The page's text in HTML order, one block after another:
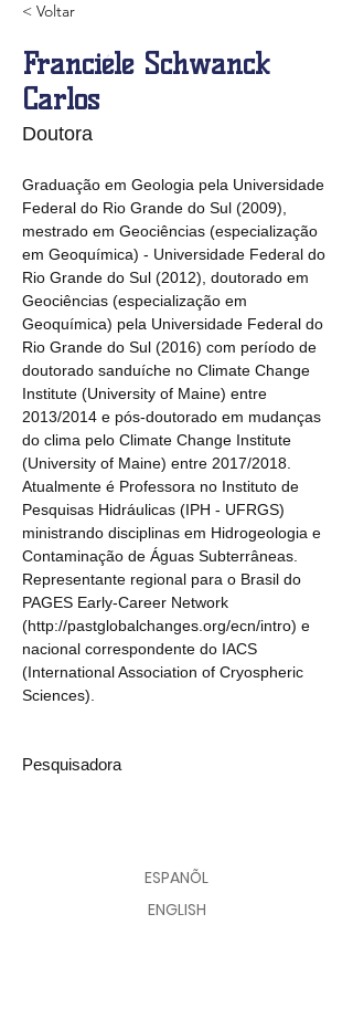
< Voltar
Franciéle Schwanck
Carlos
Doutora
Graduação em Geologia pela Universidade
Federal do Rio Grande do Sul (2009),
mestrado em Geociências (especialização
em Geoquímica) - Universidade Federal do
Rio Grande do Sul (2012), doutorado em
Geociências (especialização em
Geoquímica) pela Universidade Federal do
Rio Grande do Sul (2016) com período de
doutorado sanduíche no Climate Change
Institute (University of Maine) entre
2013/2014 e pós-doutorado em mudanças
do clima pelo Climate Change Institute
(University of Maine) entre 2017/2018.
Atualmente é Professora no Instituto de
Pesquisas Hidráulicas (IPH - UFRGS)
ministrando disciplinas em Hidrogeologia e
Contaminação de Águas Subterrâneas.
Representante regional para o Brasil do
PAGES Early-Career Network
(http://pastglobalchanges.org/ecn/intro) e
nacional correspondente do IACS
(International Association of Cryospheric
Sciences).
Pesquisadora
ESPANÕL
ENGLISH